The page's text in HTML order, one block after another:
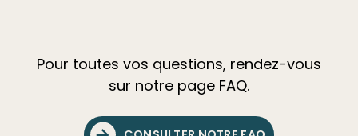
Pour toutes vos questions, rendez-vous
sur notre page FAQ.